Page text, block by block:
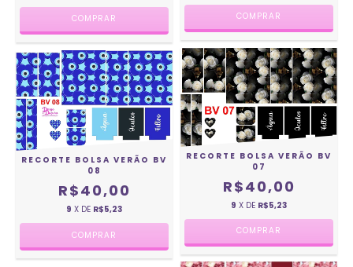
RECORTE BOLSA VERÃO BV
08
R$40,00
9 X DE R$5,23
RECORTE BOLSA VERÃO BV
07
R$40,00
9 X DE R$5,23